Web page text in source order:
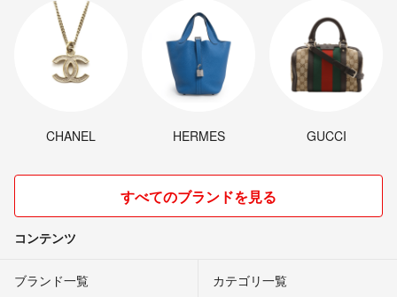
CHANEL HERMES GUCCI
すべてのブランドを見る
コンテンツ
ブランド一覧 カテゴリ一覧